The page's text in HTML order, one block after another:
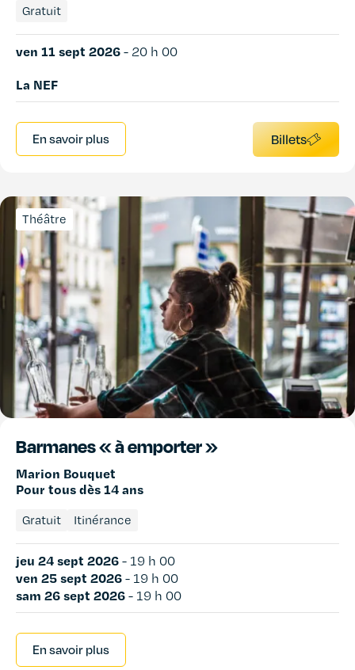
Gratuit
ven 11 sept 2026 - 20 h 00
La NEF
En savoir plus Billets
Théâtre
Barmanes « à emporter »
Marion Bouquet
Pour tous dès 14 ans
Gratuit Itinérance
jeu 24 sept 2026 - 19 h 00
ven 25 sept 2026 - 19 h 00
sam 26 sept 2026 - 19 h 00
En savoir plus